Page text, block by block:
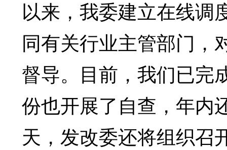
以来，我委建立在线调
同有关行业主管部门，
督导。目前，我们已完
份也开展了自查，年内
天，发改委还将组织召